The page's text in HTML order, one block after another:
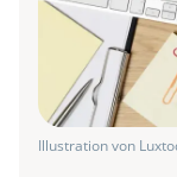
Illustration von